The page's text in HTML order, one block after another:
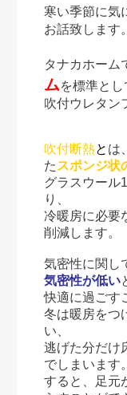
寒い季節に気
お話致します。
タナカホーム
ムを標準とし
吹付ウレタン
吹付断熱と は
た スポンジ状
グラスウール
り、
冷暖房に必要
削減します。
気密性に関し
気密性が低い
快適に過ごす
冬は暖房をつ
い、
逃げた分だけ
でしまいます。
すると、足元